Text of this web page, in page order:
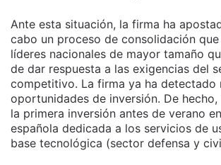
Ante esta situación, la firma ha
cabo un proceso de consolidación
líderes nacionales de mayor tamaño
de dar respuesta a las exigencias del
competitivo. La firma ya ha detectado
oportunidades de inversión. De
la primera inversión antes de verano
española dedicada a los servicios de
base tecnológica (sector defensa y